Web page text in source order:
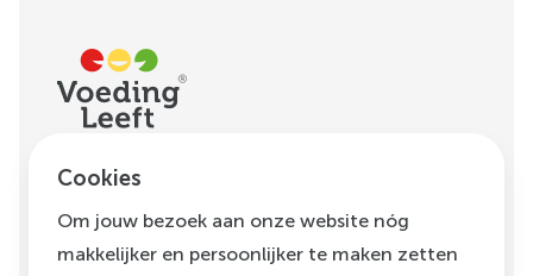
H.J.E. Wenckebachweg
1096 AM Amsterdam
Cookies
Om jouw bezoek aan onze website nóg
makkelijker en persoonlijker te maken zetten